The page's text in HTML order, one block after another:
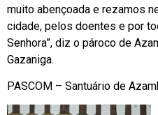
muito abençoada e rezamos
cidade, pelos doentes e por
Senhora”, diz o pároco de
Gazaniga.
PASCOM – Santuário de